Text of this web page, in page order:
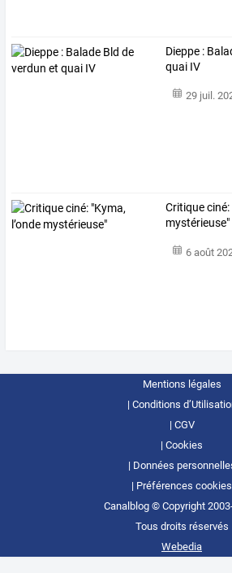
Dieppe :
quai IV
29 juil.
Critique ciné:
mystérieuse"
6 août
Mentions légales
Conditions
CGV
Cookies
Données
Préférences cookies
Canalblog © Copyright
Tous droits réservés
Webedia